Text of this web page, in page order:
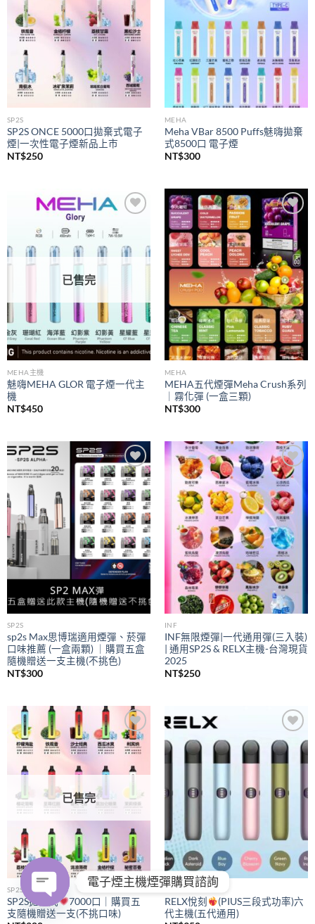
SP2S
SP2S ONCE 5000口拋棄式電子
煙|一次性電子煙新品上市
NT$250
MEHA
Meha VBar 8500 Puffs魅嗨拋棄
式8500口 電子煙
NT$300
wishlist
已售完
MEHA主機
魅嗨MEHA GLOR 電子煙一代主
機
NT$450
Add to
wishlist
MEHA
MEHA五代煙彈Meha Crush系列
｜霧化彈 (一盒三顆)
NT$300
Add to
wishlist
SP2S
sp2s Max思博瑞適用煙彈、菸彈
口味推薦 (一盒兩顆) ｜購買五盒
隨機贈送一支主機(不挑色)
NT$300
Add to
wishlist
INF
INF無限煙彈|一代通用彈(三入裝)
| 通用SP2S & RELX主機-台灣現貨
2025
NT$250
Add to
wishlist
已售完
SP2S
SP2S拋棄式
7000口｜購買五
支隨機贈送一支(不挑口味)
Add to
wishlist
RELX
RELX悅刻
(PIUS三段式功率)六
代主機(五代通用)
電子煙主機煙彈購買諮詢
OPEN